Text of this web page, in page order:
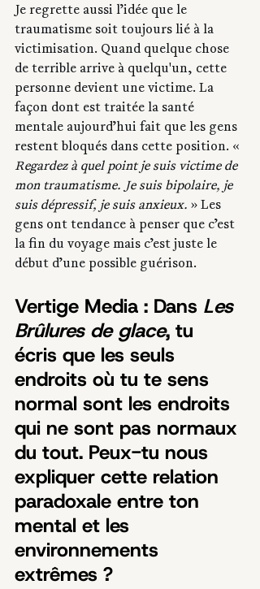
Je regrette aussi l’idée que le
traumatisme soit toujours lié à la
victimisation. Quand quelque chose
de terrible arrive à quelqu'un, cette
personne devient une victime. La
façon dont est traitée la santé
mentale aujourd’hui fait que les gens
restent bloqués dans cette position. «
Regardez à quel point je suis victime de
mon traumatisme. Je suis bipolaire, je
suis dépressif, je suis anxieux. » Les
gens ont tendance à penser que c’est
la fin du voyage mais c’est juste le
début d’une possible guérison.
Vertige Media : Dans Les
Brûlures de glace, tu
écris que les seuls
endroits où tu te sens
normal sont les endroits
qui ne sont pas normaux
du tout. Peux-tu nous
expliquer cette relation
paradoxale entre ton
mental et les
environnements
extrêmes ?